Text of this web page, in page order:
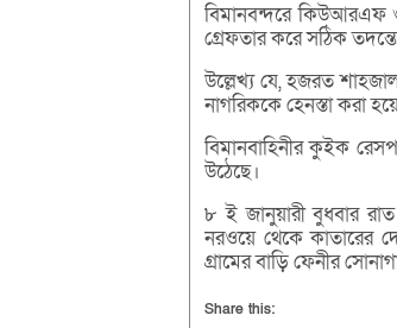
বিমানবন্দরে কিউআরএফ
গ্রেফতার করে সঠিক
উল্লেখ্য যে, হজরত
নাগরিককে হেনস্তা করা
বিমানবাহিনীর কুইক
উঠেছে।
৮ ই জানুয়ারী বুধবার
নরওয়ে থেকে কাতারের
গ্রামের বাড়ি ফেনীর
Share this: